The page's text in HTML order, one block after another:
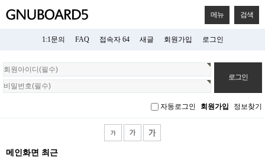
메뉴 검색
1:1문의 FAQ 접속자 64 새글 회원가입 로그인
회
원
로
자동로그인 회원가입 정보찾기
메인화면 최근